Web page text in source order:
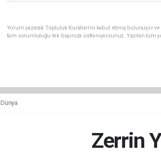
Yorum yazarak Topluluk Kuralları’nı kabul etmiş bulunuyor
tüm sorumluluğu tek başınıza üstleniyorsunuz. Yazılan
Dünya
Zerrin